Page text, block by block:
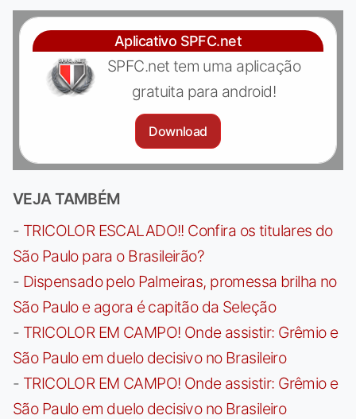
Aplicativo SPFC.net
SPFC.net tem uma aplicação
gratuita para android!
Download
VEJA TAMBÉM
- TRICOLOR ESCALADO!! Confira os titulares do
São Paulo para o Brasileirão?
- Dispensado pelo Palmeiras, promessa brilha no
São Paulo e agora é capitão da Seleção
- TRICOLOR EM CAMPO! Onde assistir: Grêmio e
São Paulo em duelo decisivo no Brasileiro
- TRICOLOR EM CAMPO! Onde assistir: Grêmio e
São Paulo em duelo decisivo no Brasileiro